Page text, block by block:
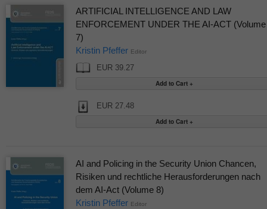
ARTIFICIAL INTELLIGENCE AND LAW
ENFORCEMENT UNDER THE AI-ACT (Volume
7)
Kristin Pfeffer Editor
EUR 39.27
EUR 27.48
AI and Policing in the Security Union Chancen,
Risiken und rechtliche Herausforderungen nach
dem AI-Act (Volume 8)
Kristin Pfeffer Editor